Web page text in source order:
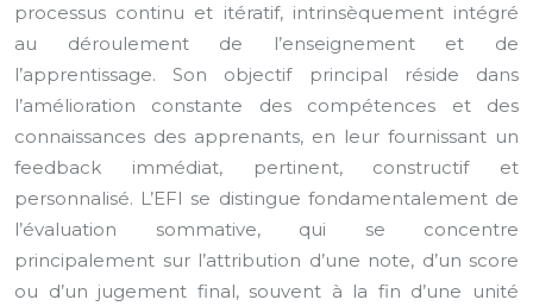
processus continu et itératif, intrinsèquement intégré
au déroulement de l’enseignement et de
l’apprentissage. Son objectif principal réside dans
l’amélioration constante des compétences et des
connaissances des apprenants, en leur fournissant un
feedback immédiat, pertinent, constructif et
personnalisé. L’EFI se distingue fondamentalement de
l’évaluation sommative, qui se concentre
principalement sur l’attribution d’une note, d’un score
ou d’un jugement final, souvent à la fin d’une unité